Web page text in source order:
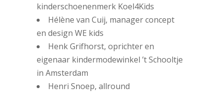
kinderschoenenmerk Koel4Kids
Hélène van Cuij, manager concept
en design WE kids
Henk Grifhorst, oprichter en
eigenaar kindermodewinkel ’t Schooltje
in Amsterdam
Henri Snoep, allround